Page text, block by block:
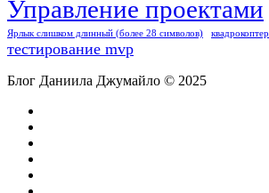
Управление проектами
Ярлык ‎слишком длинный (более 28 символов)
квадрокоптер
тестирование mvp
Блог Даниила Джумайло © 2025